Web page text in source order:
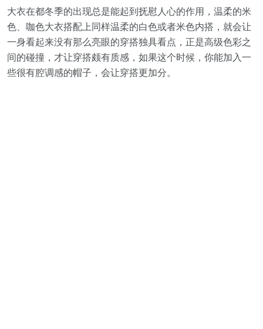
大衣在都冬季的出现总是能起到抚慰人心的作用，温柔的米
色、咖色大衣搭配上同样温柔的白色或者米色内搭，就会让
一身看起来没有那么亮眼的穿搭独具看点，正是高级色彩之
间的碰撞，才让穿搭颇有质感，如果这个时候，你能加入一
些很有腔调感的帽子，会让穿搭更加分。